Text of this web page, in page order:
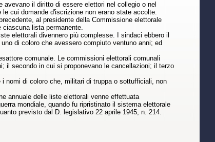
il diritto di essere elettori nel collegio o nel
cui domande d'iscrizione non erano state accolte.
al presidente della Commissione elettorale
lista permanente.
elettorali divennero più complesse. I sindaci ebbero il
di coloro che avessero compiuto ventuno anni; ed
comunale. Le commissioni elettorali comunali
il secondo in cui si proponevano le cancellazioni; il terzo
nomi di coloro che, militari di truppa o sottufficiali, non
annuale delle liste elettorali venne effettuata
mondiale, quando fu ripristinato il sistema elettorale
previsto dal D. legislativo 22 aprile 1945, n. 214.